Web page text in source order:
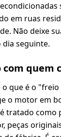
em ruas
Não deixe
seguinte.
com quem
o que é o
o motor em
tratado
peças